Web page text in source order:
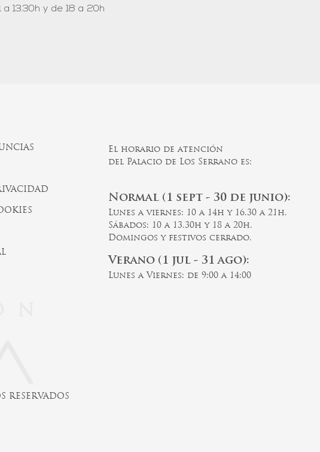
13.30h y de 18 a 20h
El horario de atención
del Palacio de Los Serrano es:
Normal (1 sept - 30 de junio):
Lunes a viernes: 10 a 14h y 16.30 a 21h.
Sábados: 10 a 13.30h y 18 a 20h.
Domingos y festivos cerrado.
Verano (1 jul - 31 ago):
Lunes a Viernes: de 9:00 a 14:00
RESERVADOS